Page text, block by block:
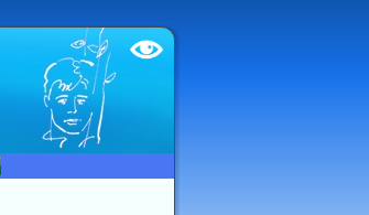
Test